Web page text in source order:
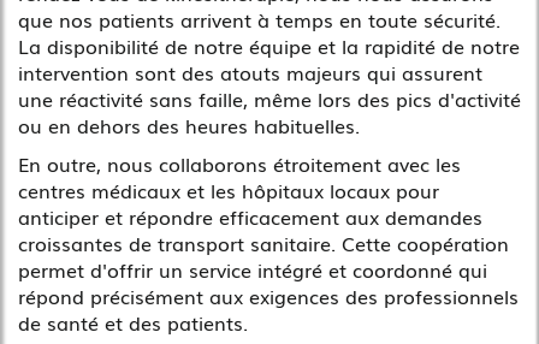
que nos patients arrivent à temps en toute sécurité.
La disponibilité de notre équipe et la rapidité de notre
intervention sont des atouts majeurs qui assurent
une réactivité sans faille, même lors des pics d'activité
ou en dehors des heures habituelles.
En outre, nous collaborons étroitement avec les
centres médicaux et les hôpitaux locaux pour
anticiper et répondre efficacement aux demandes
croissantes de transport sanitaire. Cette coopération
permet d'offrir un service intégré et coordonné qui
répond précisément aux exigences des professionnels
de santé et des patients.